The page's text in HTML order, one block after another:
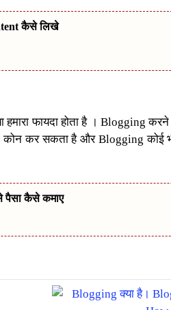
कैसे लिखे
फायदा होता है । Blogging
कर सकता है और Blogging कोई
पैसा कैसे कमाए